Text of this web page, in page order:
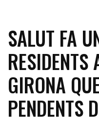
SALUT FA
GIRONA
PENDENTS